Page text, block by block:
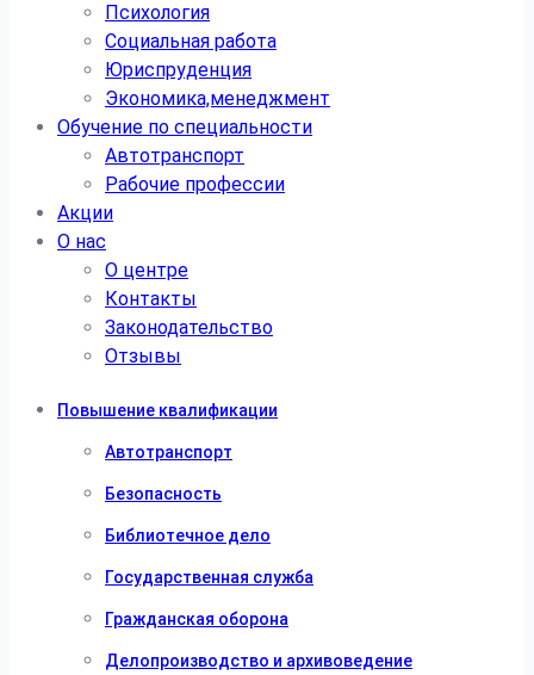
Психология
Социальная работа
Юриспруденция
Экономика,менеджмент
Обучение по специальности
Автотранспорт
Рабочие профессии
Акции
О нас
О центре
Контакты
Законодательство
Отзывы
Повышение квалификации
Автотранспорт
Безопасность
Библиотечное дело
Государственная служба
Гражданская оборона
Делопроизводство и архивоведение